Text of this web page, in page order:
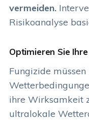
vermeiden.
Risikoanalyse
Optimieren Sie
Fungizide
ihre Wirksamkeit
ultralokale